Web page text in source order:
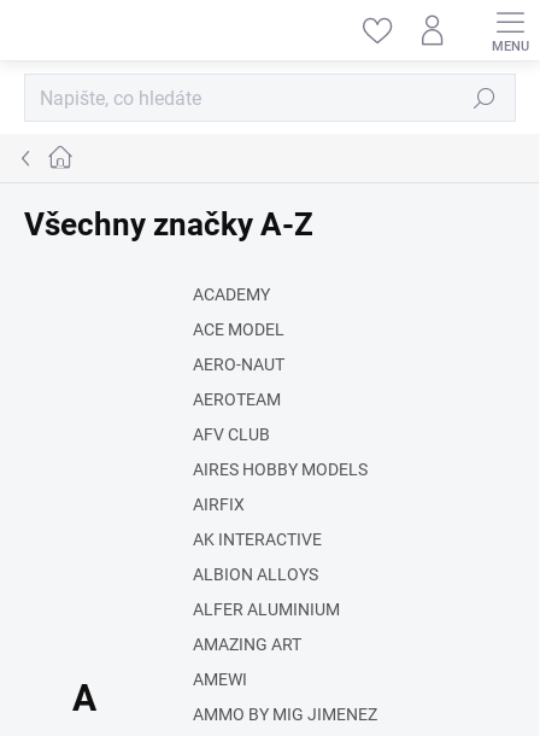
Hledat
Domů
Všechny značky A-Z
A
ACADEMY
ACE MODEL
AERO-NAUT
AEROTEAM
AFV CLUB
AIRES HOBBY MODELS
AIRFIX
AK INTERACTIVE
ALBION ALLOYS
ALFER ALUMINIUM
AMAZING ART
AMEWI
AMMO BY MIG JIMENEZ